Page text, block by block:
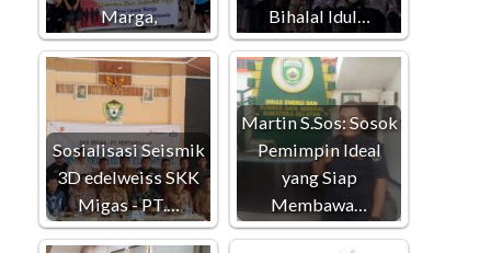
Marga,
Bihalal Idul…
Sosialisasi Seismik
3D edelweiss SKK
Migas - PT.…
Martin S.Sos: Sosok
Pemimpin Ideal
yang Siap
Membawa…